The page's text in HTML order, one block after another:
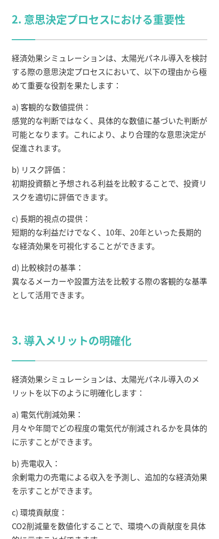
2. 意思決定プロセスにおける重要性
経済効果シミュレーションは、太陽光パネル導入を検討
する際の意思決定プロセスにおいて、以下の理由から極
めて重要な役割を果たします：
a) 客観的な数値提供：
感覚的な判断ではなく、具体的な数値に基づいた判断が
可能となります。これにより、より合理的な意思決定が
促進されます。
b) リスク評価：
初期投資額と予想される利益を比較することで、投資リ
スクを適切に評価できます。
c) 長期的視点の提供：
短期的な利益だけでなく、10年、20年といった長期的
な経済効果を可視化することができます。
d) 比較検討の基準：
異なるメーカーや設置方法を比較する際の客観的な基準
として活用できます。
3. 導入メリットの明確化
経済効果シミュレーションは、太陽光パネル導入のメ
リットを以下のように明確化します：
a) 電気代削減効果：
月々や年間でどの程度の電気代が削減されるかを具体的
に示すことができます。
b) 売電収入：
余剰電力の売電による収入を予測し、追加的な経済効果
を示すことができます。
c) 環境貢献度：
CO2削減量を数値化することで、環境への貢献度を具体